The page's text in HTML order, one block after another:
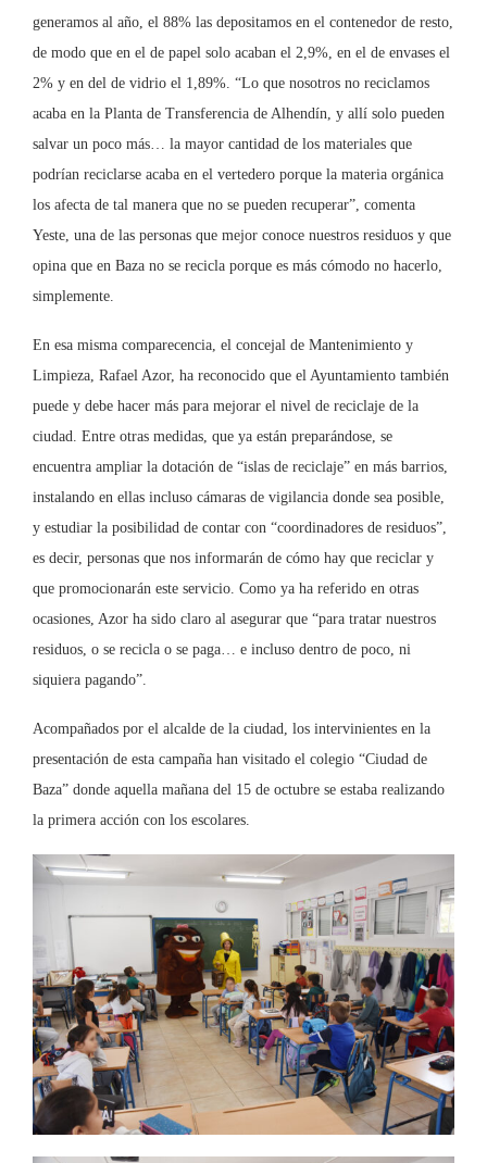
generamos al año, el 88% las depositamos en el contenedor de resto,
de modo que en el de papel solo acaban el 2,9%, en el de envases el
2% y en del de vidrio el 1,89%. “Lo que nosotros no reciclamos
acaba en la Planta de Transferencia de Alhendín, y allí solo pueden
salvar un poco más… la mayor cantidad de los materiales que
podrían reciclarse acaba en el vertedero porque la materia orgánica
los afecta de tal manera que no se pueden recuperar”, comenta
Yeste, una de las personas que mejor conoce nuestros residuos y que
opina que en Baza no se recicla porque es más cómodo no hacerlo,
simplemente.
En esa misma comparecencia, el concejal de Mantenimiento y
Limpieza, Rafael Azor, ha reconocido que el Ayuntamiento también
puede y debe hacer más para mejorar el nivel de reciclaje de la
ciudad. Entre otras medidas, que ya están preparándose, se
encuentra ampliar la dotación de “islas de reciclaje” en más barrios,
instalando en ellas incluso cámaras de vigilancia donde sea posible,
y estudiar la posibilidad de contar con “coordinadores de residuos”,
es decir, personas que nos informarán de cómo hay que reciclar y
que promocionarán este servicio. Como ya ha referido en otras
ocasiones, Azor ha sido claro al asegurar que “para tratar nuestros
residuos, o se recicla o se paga… e incluso dentro de poco, ni
siquiera pagando”.
Acompañados por el alcalde de la ciudad, los intervinientes en la
presentación de esta campaña han visitado el colegio “Ciudad de
Baza” donde aquella mañana del 15 de octubre se estaba realizando
la primera acción con los escolares.